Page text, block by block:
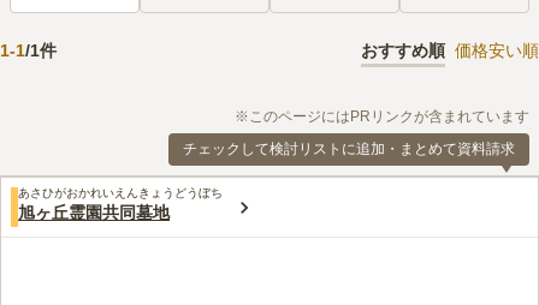
1-1/1件 おすすめ順 価格安い順
※このページにはPRリンクが含まれています
チェックして検討リストに追加・まとめて資料請求
あさひがおかれいえんきょうどうぼち
旭ヶ丘霊園共同墓地